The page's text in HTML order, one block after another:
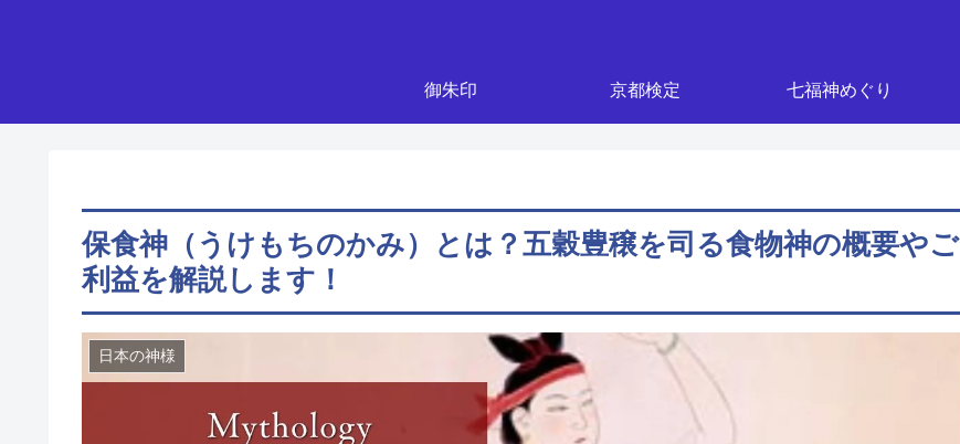
御朱印 京都検定 七福神めぐり
保食神（うけもちのかみ）とは？五穀豊穣を司る食物神の概要やご
利益を解説します！
日本の神様